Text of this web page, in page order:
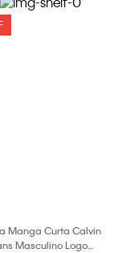
Manga Curta Calvin
Masculino Logo